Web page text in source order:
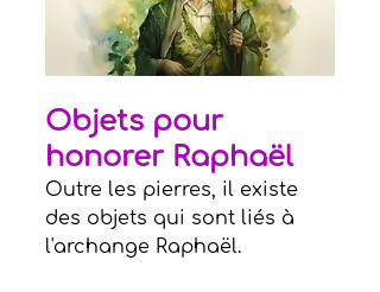
Objets pour
honorer Raphaël
Outre les pierres, il existe
des objets qui sont liés à
l'archange Raphaël.